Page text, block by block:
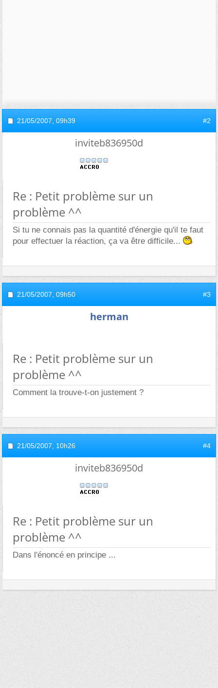
21/05/2007, 09h39 #2
inviteb836950d
Re : Petit problème sur un
problème ^^
Si tu ne connais pas la quantité d'énergie qu'il te faut
pour effectuer la réaction, ça va être difficile...
21/05/2007, 09h50 #3
herman
Re : Petit problème sur un
problème ^^
Comment la trouve-t-on justement ?
21/05/2007, 10h26 #4
inviteb836950d
Re : Petit problème sur un
problème ^^
Dans l'énoncé en principe ...